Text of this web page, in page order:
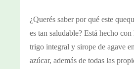
¿Querés saber por qué este
es tan saludable? Está hecho con
trigo integral y sirope de agave
azúcar, además de todas las